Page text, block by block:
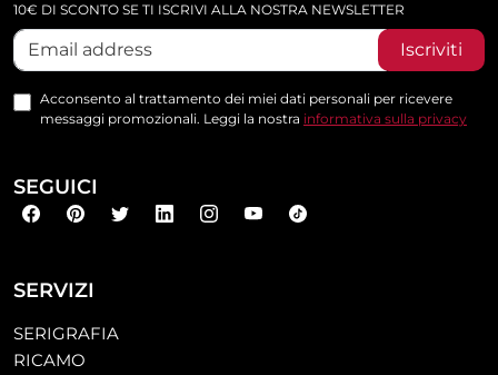
SERVIZI
SERIGRAFIA
RICAMO
10€ DI SCONTO SE TI ISCRIVI ALLA NOSTRA NEWSLETTER
Iscriviti
Acconsento al trattamento dei miei dati personali per ricevere
messaggi promozionali. Leggi la nostra informativa sulla privacy
SEGUICI